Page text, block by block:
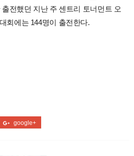
전했던 지난 주 센트리 토너먼트 오
회에는 144명이 출전한다.
google+